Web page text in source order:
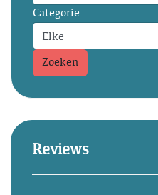
Categorie
Zoeken
Reviews